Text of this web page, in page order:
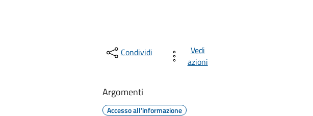
Condividi
Vedi
azioni
Argomenti
Accesso all'informazione